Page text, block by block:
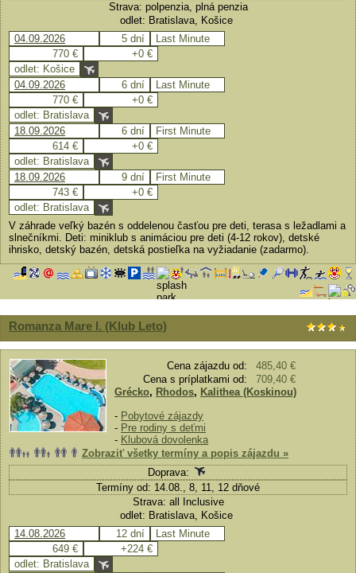
Strava: polpenzia, plná penzia
odlet: Bratislava, Košice
04.09.2026
5 dní
Last Minute
770 €
+0 €
odlet: Košice
04.09.2026
6 dní
Last Minute
770 €
+0 €
odlet: Bratislava
18.09.2026
6 dní
First Minute
614 €
+0 €
odlet: Bratislava
18.09.2026
9 dní
First Minute
743 €
+0 €
odlet: Bratislava
V záhrade veľký bazén s oddelenou časťou pre deti, terasa s ležadlami a
slnečníkmi. Deti: miniklub s animáciou pre deti (4-12 rokov), detské
ihrisko, detský bazén, detská postieľka na vyžiadanie (zadarmo).
Romanza Mare I. (Klub Leto)
Cena zájazdu od:
485,40 €
Cena s príplatkami od:
709,40 €
Grécko, Rhodos, Kalithea (Koskinou)
- Pobytové zájazdy
- Pre rodiny s deťmi
- Klubová dovolenka
Zobraziť všetky termíny a popis zájazdu »
Doprava:
Termíny od: 14.08., 8, 11, 12 dňové
Strava: all Inclusive
odlet: Bratislava, Košice
14.08.2026
12 dní
Last Minute
649 €
+224 €
odlet: Bratislava